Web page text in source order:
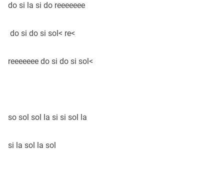
do si la si do reeeeeee
do si do si sol< re<
reeeeeee do si do si sol<
so sol sol la si si sol la
si la sol la sol